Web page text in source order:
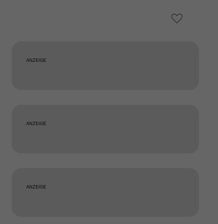
ANZEIGE
ANZEIGE
ANZEIGE